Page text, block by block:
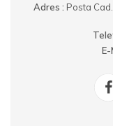
Adres : Posta
E-